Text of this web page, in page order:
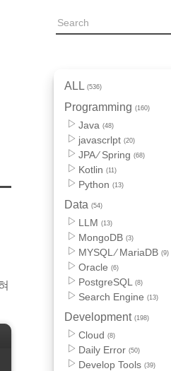
ALL (536)
Programming (160)
Java (48)
javascrlpt (20)
JPA ⁄ Spring (68)
Kotlin (11)
Python (13)
Data (54)
LLM (13)
MongoDB (3)
MYSQL ⁄ MariaDB (9)
Oracle (6)
PostgreSQL (8)
Search Engine (13)
Development (198)
Cloud (8)
Daily Error (50)
Develop Tools (39)